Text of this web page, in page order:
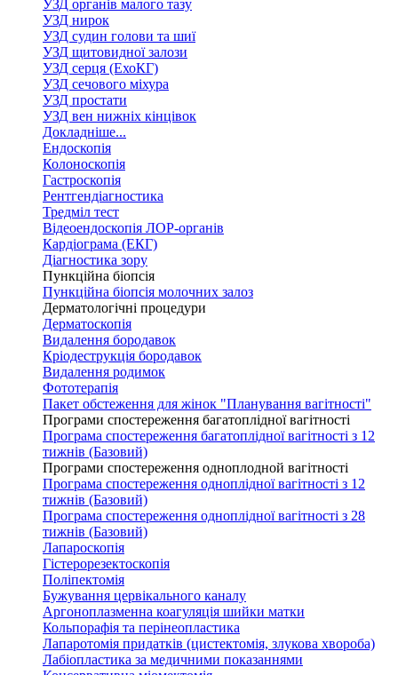
УЗД органів малого тазу
УЗД нирок
УЗД судин голови та шиї
УЗД щитовидної залози
УЗД серця (ЕхоКГ)
УЗД сечового міхура
УЗД простати
УЗД вен нижніх кінцівок
Докладніше...
Ендоскопія
Колоноскопія
Гастроскопія
Рентгендіагностика
Тредміл тест
Відеоендоскопія ЛОР-органів
Кардіограма (ЕКГ)
Діагностика зору
Пункційна біопсія
Пункційна біопсія молочних залоз
Дерматологічні процедури
Дерматоскопія
Видалення бородавок
Кріодеструкція бородавок
Видалення родимок
Фототерапія
Пакет обстеження для жінок "Планування вагітності"
Програми спостереження багатоплідної вагітності
Програма спостереження багатоплідної вагітності з 12
тижнів (Базовий)
Програми спостереження одноплодной вагітності
Програма спостереження одноплідної вагітності з 12
тижнів (Базовий)
Програма спостереження одноплідної вагітності з 28
тижнів (Базовий)
Лапароскопія
Гістерорезектоскопія
Поліпектомія
Бужування цервікального каналу
Аргоноплазменна коагуляція шийки матки
Кольпорафія та перінеопластика
Лапаротомія придатків (цистектомія, злукова хвороба)
Лабіопластика за медичними показаннями